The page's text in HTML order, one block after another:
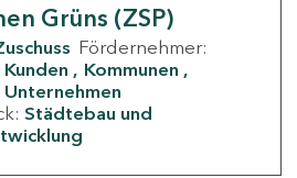
Grüns (ZSP)
Fördernehmer:
Kommunen
Städtebau und